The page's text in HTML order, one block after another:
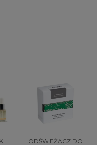
ODŚWIEŻACZ DO